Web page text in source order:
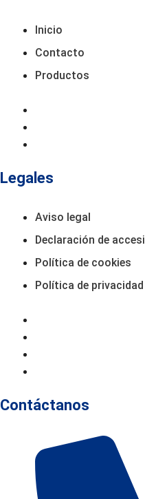
Inicio
Contacto
Productos
Legales
Aviso legal
Declaración de
Política de cookies
Política de privacidad
Contáctanos